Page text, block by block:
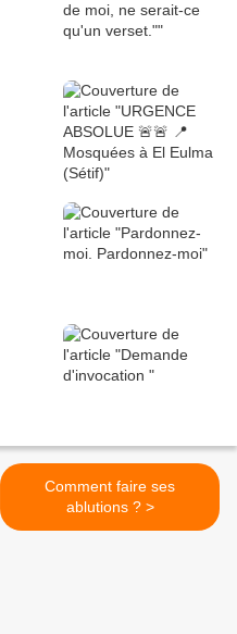
Comment faire ses
ablutions ? >